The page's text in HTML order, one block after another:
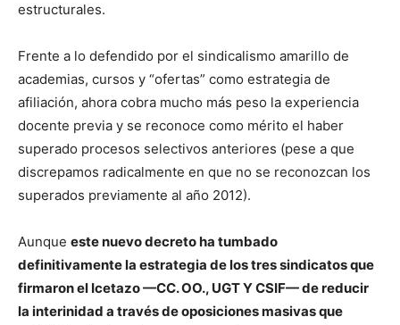
estructurales.
Frente a lo defendido por el sindicalismo amarillo de
academias, cursos y “ofertas” como estrategia de
afiliación, ahora cobra mucho más peso la experiencia
docente previa y se reconoce como mérito el haber
superado procesos selectivos anteriores (pese a que
discrepamos radicalmente en que no se reconozcan los
superados previamente al año 2012).
Aunque este nuevo decreto ha tumbado
definitivamente la estrategia de los tres sindicatos que
firmaron el Icetazo —CC. OO., UGT Y CSIF— de reducir
la interinidad a través de oposiciones masivas que